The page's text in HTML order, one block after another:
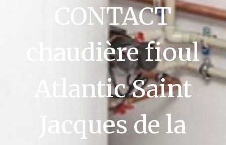
CONTACT
chaudière fioul
Atlantic Saint
Jacques de la